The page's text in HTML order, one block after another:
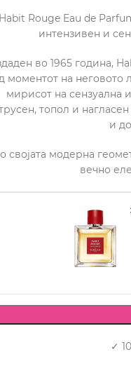
Habit Rouge Eau de
интензивен и
во 1965 година,
моментот на неговото
мирисот на сензуална
топол и нагласен
и
својата модерна
вечно
GUERLAIN
6.680,00
✓